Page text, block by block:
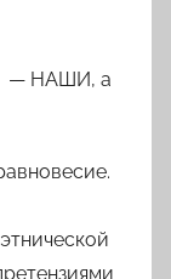
— НАШИ, а